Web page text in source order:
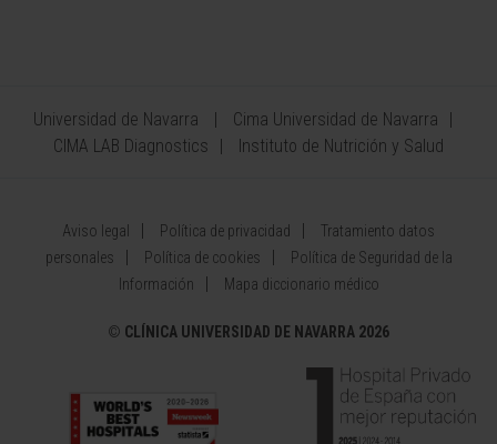
Universidad de Navarra
Cima Universidad de Navarra
CIMA LAB Diagnostics
Instituto de Nutrición y Salud
Aviso legal Política de privacidad
Tratamiento datos
personales
Política de cookies
Política de Seguridad de la
Información
Mapa diccionario médico
© CLÍNICA UNIVERSIDAD DE NAVARRA 2026